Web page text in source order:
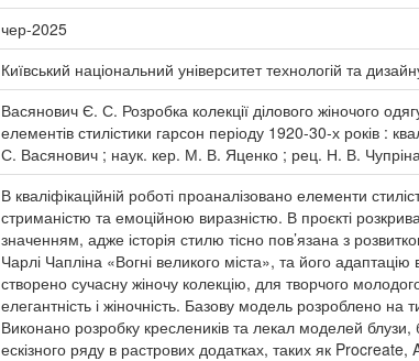
чер-2025
Київський національний університет технологій та
Васянович Є. С. Розробка колекції ділового жіночого
елементів стилістики гарсон періоду 1920-30-х років :
С. Васянович ; наук. кер. М. В. Яценко ; рец. Н. В.
В кваліфікаційній роботі проаналізовано елементи
стриманістю та емоційною виразністю. В проєкті
значенням, адже історія стилю тісно пов’язана з
Чарлі Чапліна «Вогні великого міста», та його
створено сучасну жіночу колекцію, для творчого
елегантність і жіночність. Базову модель розроблено на
Виконано розробку креслеників та лекал моделей
ескізного ряду в растрових додатках, таких як